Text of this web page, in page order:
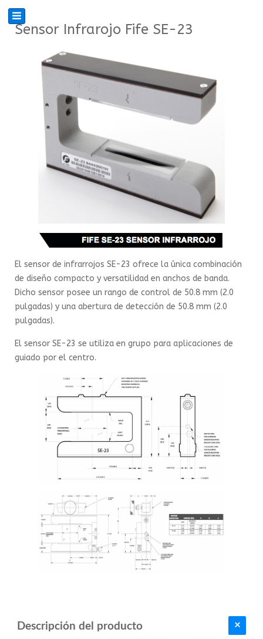
Sensor Infrarojo Fife SE-23
El sensor de infrarrojos SE-23 ofrece la única combinación
de diseño compacto y versatilidad en anchos de banda.
Dicho sensor posee un rango de control de 50.8 mm (2.0
pulgadas) y una abertura de detección de 50.8 mm (2.0
pulgadas).
El sensor SE-23 se utiliza en grupo para aplicaciones de
guiado por el centro.
Descripción del producto